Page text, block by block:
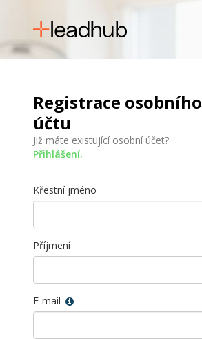
Registrace osobního
účtu
Již máte existující osobní účet?
Přihlášení.
Křestní jméno
Příjmení
E-mail